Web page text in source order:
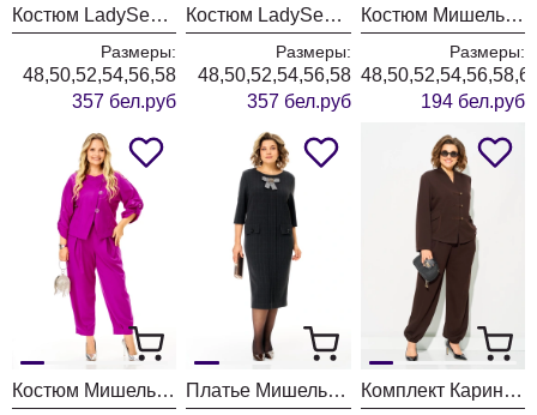
Костюм LadySecret 26251 темный графит
Размеры:
48,50,52,54,56,58
357 бел.руб
Костюм LadySecret 26251 хаки
Размеры:
48,50,52,54,56,58
357 бел.руб
Костюм Мишель Шик 1452 серый+полоска
Размеры:
194 бел.руб
Костюм Мишель Шик 1436/1 королевский пурпур Платье Мишель Шик 2204 графит+клетка Комплект Карина Делюкс 1458 коричневый